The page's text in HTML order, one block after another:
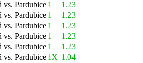
vs. Pardubice 1
1.23
vs. Pardubice 1
1.23
vs. Pardubice 1
1.23
vs. Pardubice 1
1.23
vs. Pardubice 1
1.23
vs. Pardubice 1X 1.04